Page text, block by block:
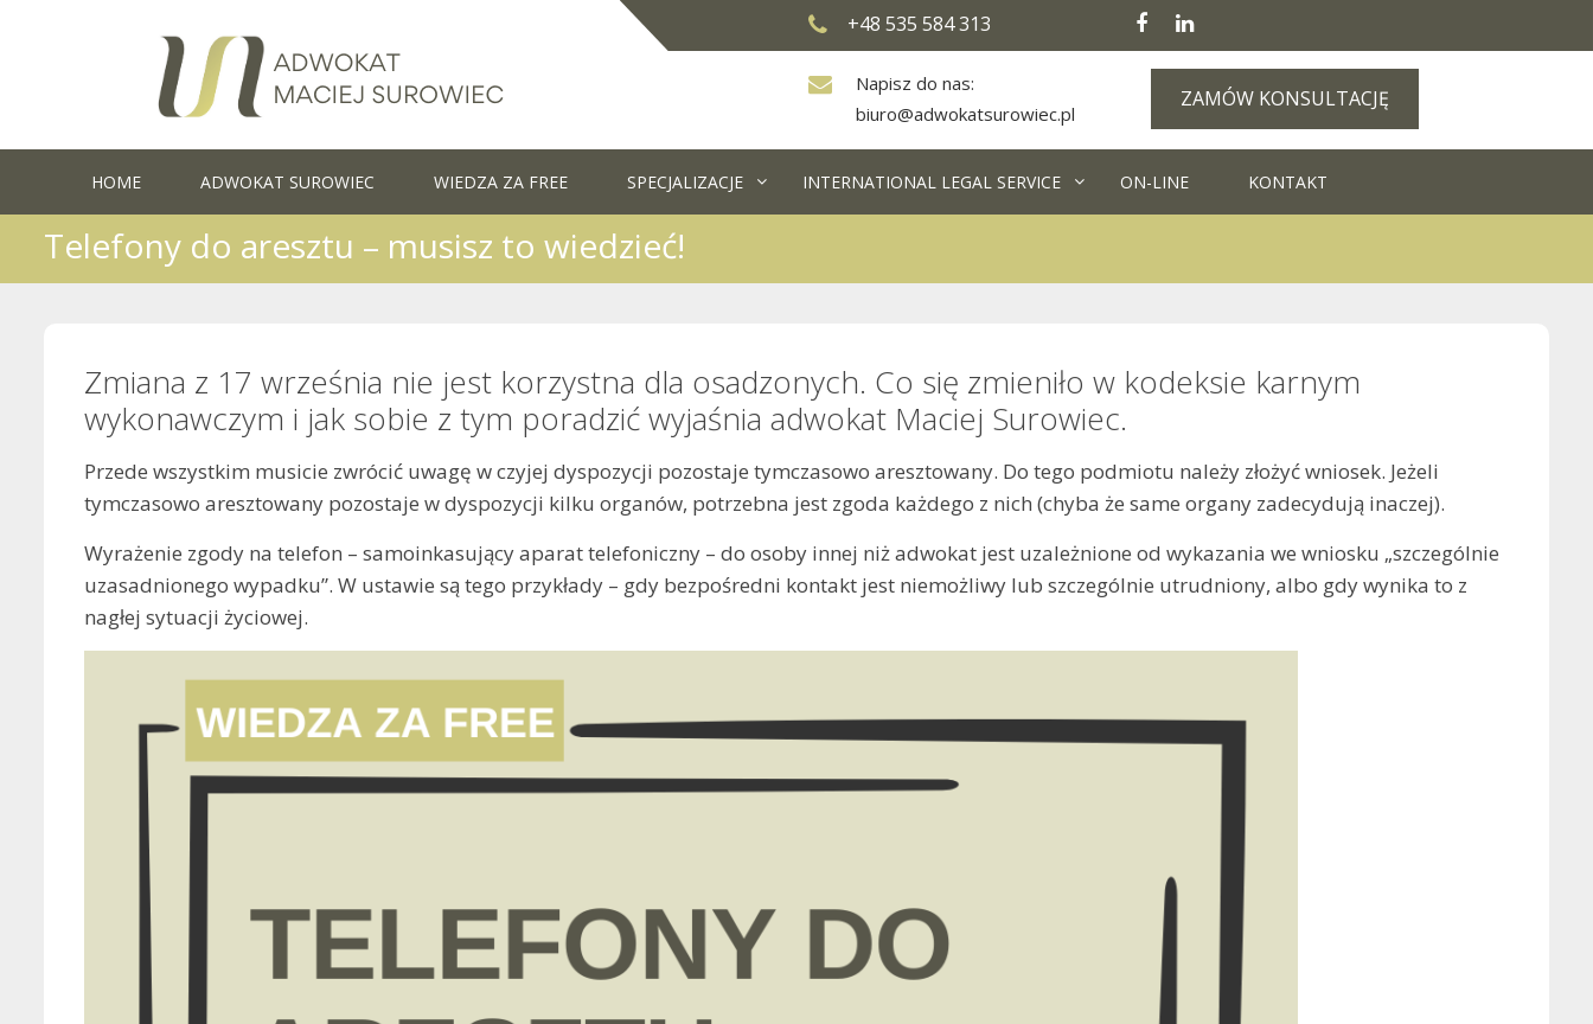
+48 535 584 313
Napisz do nas:
biuro@adwokatsurowiec.pl
ZAMÓW KONSULTACJĘ
HOME ADWOKAT SUROWIEC WIEDZA ZA FREE SPECJALIZACJE INTERNATIONAL LEGAL SERVICE ON-LINE KONTAKT
Telefony do aresztu – musisz to wiedzieć!
Zmiana z 17 września nie jest korzystna dla osadzonych. Co się zmieniło w kodeksie karnym
wykonawczym i jak sobie z tym poradzić wyjaśnia adwokat Maciej Surowiec.
Przede wszystkim musicie zwrócić uwagę w czyjej dyspozycji pozostaje tymczasowo aresztowany. Do tego podmiotu należy złożyć wniosek. Jeżeli
tymczasowo aresztowany pozostaje w dyspozycji kilku organów, potrzebna jest zgoda każdego z nich (chyba że same organy zadecydują inaczej).
Wyrażenie zgody na telefon – samoinkasujący aparat telefoniczny – do osoby innej niż adwokat jest uzależnione od wykazania we wniosku „szczególnie
uzasadnionego wypadku”. W ustawie są tego przykłady – gdy bezpośredni kontakt jest niemożliwy lub szczególnie utrudniony, albo gdy wynika to z
nagłej sytuacji życiowej.